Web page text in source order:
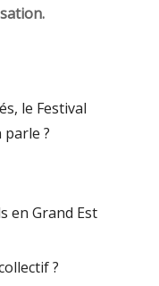
le Festival
parle ?
en Grand Est
?